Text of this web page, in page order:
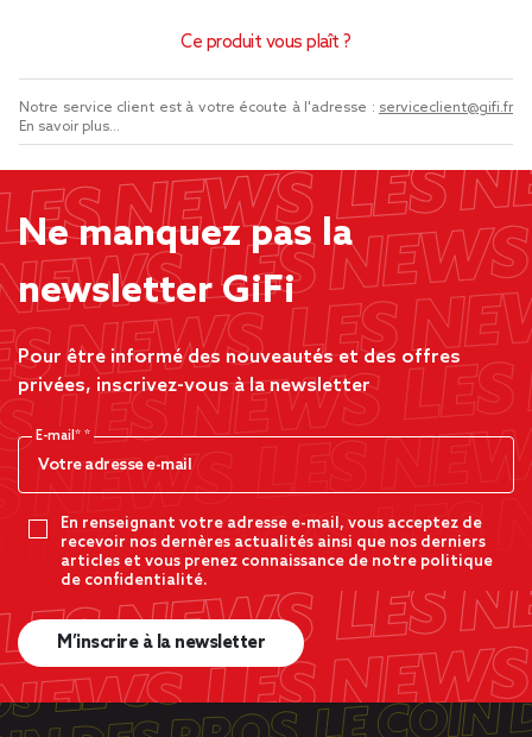
Ce produit vous plaît ?
Notre service client est à votre écoute à l'adresse : serviceclient@gifi.fr
En savoir plus...
Ne manquez pas la
newsletter GiFi
Pour être informé des nouveautés et des offres
privées, inscrivez-vous à la newsletter
E-mail*
En renseignant votre adresse e-mail, vous acceptez de
recevoir nos dernères actualités ainsi que nos derniers
articles et vous prenez connaissance de notre politique
de confidentialité.
M’inscrire à la newsletter